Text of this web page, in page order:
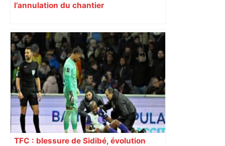
l’annulation du chantier
TFC : blessure de Sidibé, évolution